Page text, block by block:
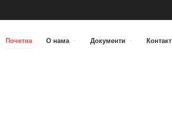
Почетна О нама Документи Контакт